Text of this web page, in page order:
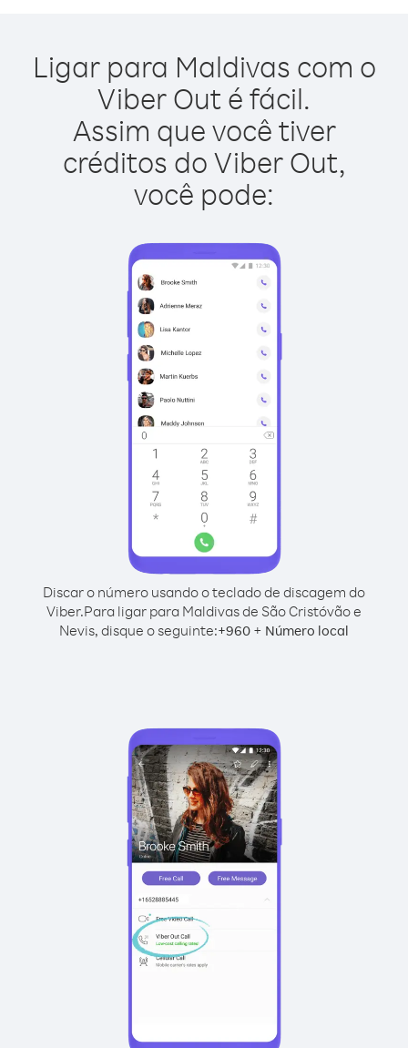
Ligar para Maldivas com o
Viber Out é fácil.
Assim que você tiver
créditos do Viber Out,
você pode:
Discar o número usando o teclado de discagem do
Viber.Para ligar para Maldivas de São Cristóvão e
Nevis, disque o seguinte:+960 + Número local